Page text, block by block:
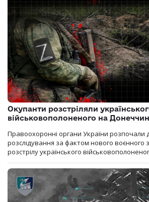
Окупанти розстріляли
військовополоненого на
Правоохоронні органи України розпочали
розслідування за фактом нового
розстрілу українського